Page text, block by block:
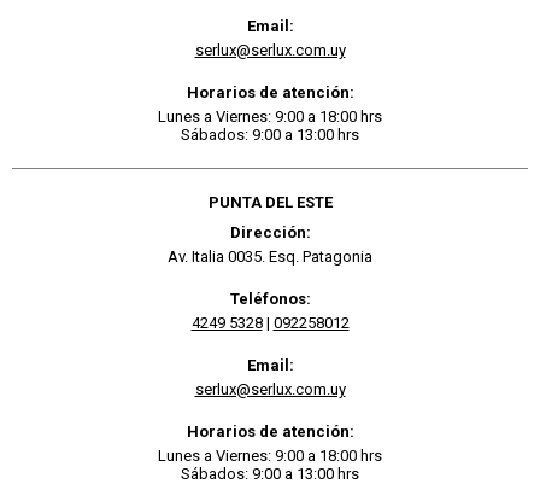
Email:
serlux@serlux.com.uy
Horarios de atención:
Lunes a Viernes: 9:00 a 18:00 hrs
Sábados: 9:00 a 13:00 hrs
PUNTA DEL ESTE
Dirección:
Av. Italia 0035. Esq. Patagonia
Teléfonos:
4249 5328| 092258012
Email:
serlux@serlux.com.uy
Horarios de atención:
Lunes a Viernes: 9:00 a 18:00 hrs
Sábados: 9:00 a 13:00 hrs